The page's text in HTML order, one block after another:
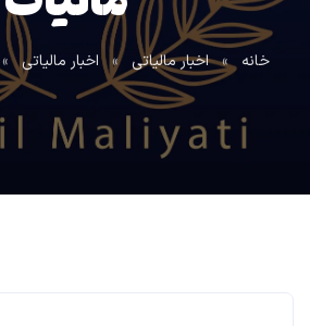
خانه » اخبار مالیاتی » اخبار مالیاتی »